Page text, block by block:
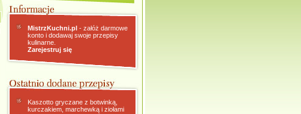
MistrzKuchni.pl- załóż darmowe
konto i dodawaj swoje przepisy
kulinarne.
Zarejestruj się
Kaszotto gryczane z botwinką,
kurczakiem, marchewką i ziołami